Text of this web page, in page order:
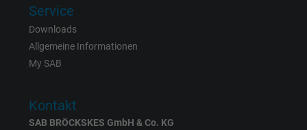
Name
Laufzeit
Zweck
Anzeigenausrichtung und
Service
Downloads
Allgemeine Informationen
My SAB
Kontakt
SAB BRÖCKSKES GmbH & Co. KG